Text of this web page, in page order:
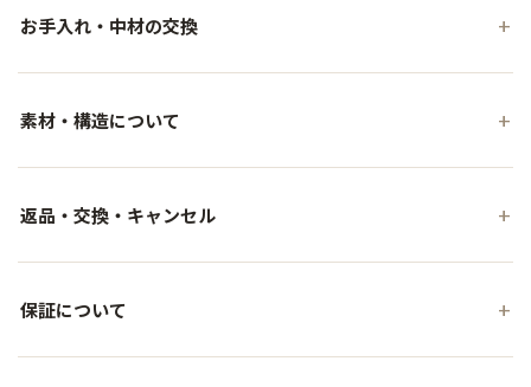
お手入れ・中材の交換
素材・構造について
返品・交換・キャンセル
保証について